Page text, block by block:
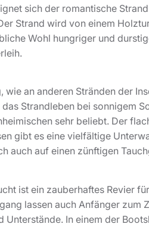
sich der romantische
Strand wird von einem
Wohl hungriger und
wie an anderen Stränden der
das Strandleben bei sonnigem
sehr beliebt. Der
gibt es eine vielfältige
auch auf einen zünftigen
ist ein zauberhaftes Revier
lassen auch Anfänger zum
Unterstände. In einem der